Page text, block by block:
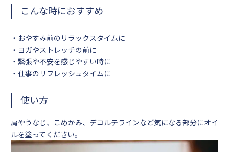
こんな時におすすめ
・おやすみ前のリラックスタイムに
・ヨガやストレッチの前に
・緊張や不安を感じやすい時に
・仕事のリフレッシュタイムに
使い方
肩やうなじ、こめかみ、デコルテラインなど気になる部分にオイ
ルを塗ってください。